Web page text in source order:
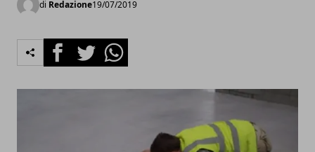
di Redazione19/07/2019
FacebookTwitterWhatsapp